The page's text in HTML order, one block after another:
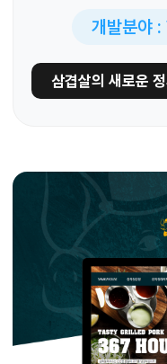
개발분야
삼겹살의 새로운